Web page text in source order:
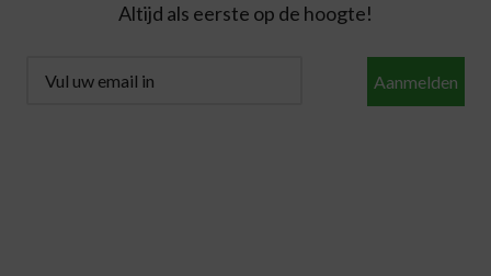
Altijd als eerste op de hoogte!
Aanmelden